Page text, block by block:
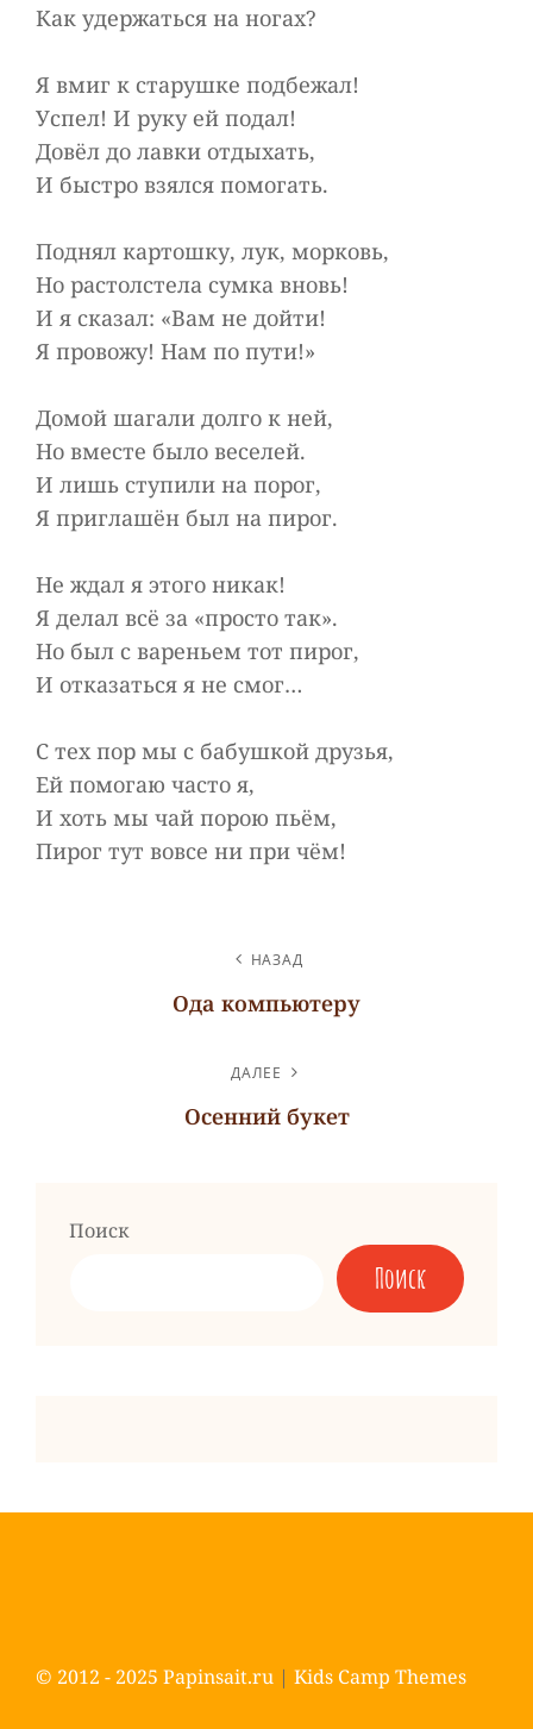
Как удержаться на ногах?
Я вмиг к старушке подбежал!
Успел! И руку ей подал!
Довёл до лавки отдыхать,
И быстро взялся помогать.
Поднял картошку, лук, морковь,
Но растолстела сумка вновь!
И я сказал: «Вам не дойти!
Я провожу! Нам по пути!»
Домой шагали долго к ней,
Но вместе было веселей.
И лишь ступили на порог,
Я приглашён был на пирог.
Не ждал я этого никак!
Я делал всё за «просто так».
Но был с вареньем тот пирог,
И отказаться я не смог…
С тех пор мы с бабушкой друзья,
Ей помогаю часто я,
И хоть мы чай порою пьём,
Пирог тут вовсе ни при чём!
НАЗАД
Ода компьютеру
ДАЛЕЕ
Осенний букет
Поиск
Поиск
© 2012 - 2025 Papinsait.ru | Kids Camp Themes